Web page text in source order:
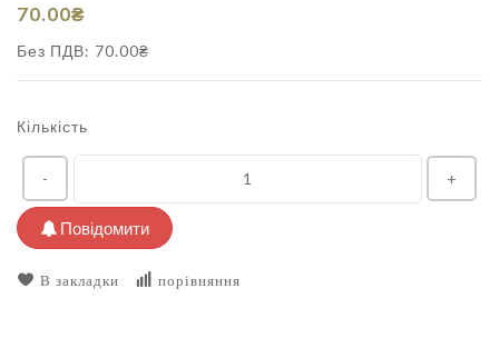
70.00₴
Без ПДВ: 70.00₴
Кількість
- +
Повідомити
В закладки порівняння